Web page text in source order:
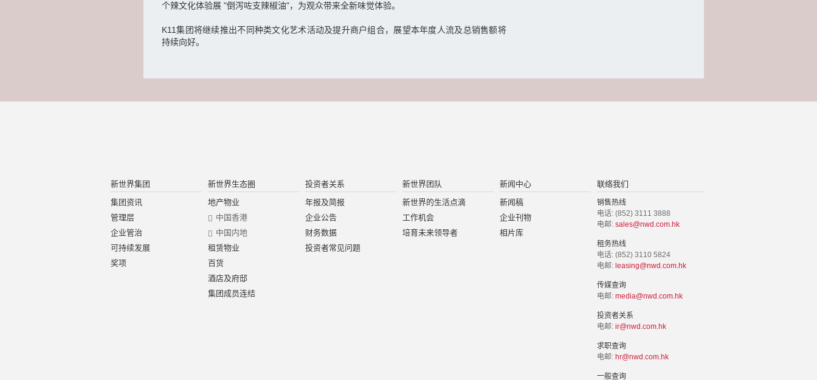
个辣文化体验展 "倒泻咗支辣椒油"，为观众带来全新味觉体验。
K11集团将继续推出不同种类文化艺术活动及提升商户组合，展望本年度人流及总销售额将
持续向好。
新世界集团
集团资讯
管理层
企业管治
可持续发展
奖项
新世界生态圈
地产物业
中国香港
中国内地
租赁物业
百货
酒店及府邸
集团成员连结
投资者关系
年报及简报
企业公告
财务数据
投资者常见问题
新世界团队
新世界的生活点滴
工作机会
培育未来领导者
新闻中心
新闻稿
企业刊物
相片库
联络我们
销售热线
电话: (852) 3111 3888
电邮: sales@nwd.com.hk
租务热线
电话: (852) 3110 5824
电邮: leasing@nwd.com.hk
传媒查询
电邮: media@nwd.com.hk
投资者关系
电邮: ir@nwd.com.hk
求职查询
电邮: hr@nwd.com.hk
一般查询